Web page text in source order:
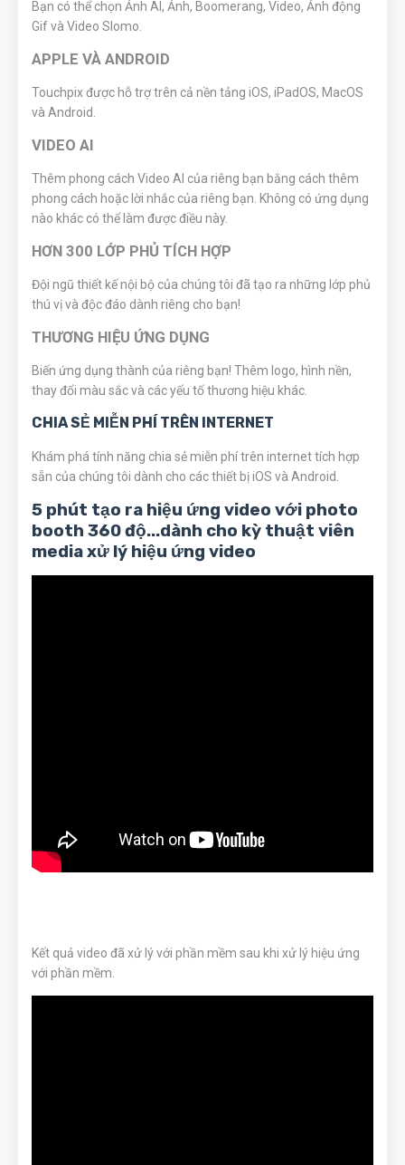
Bạn có thể chọn Ảnh AI, Ảnh, Boomerang, Video, Ảnh động
Gif và Video Slomo.
APPLE VÀ ANDROID
Touchpix được hỗ trợ trên cả nền tảng iOS, iPadOS, MacOS
và Android.
VIDEO AI
Thêm phong cách Video AI của riêng bạn bằng cách thêm
phong cách hoặc lời nhắc của riêng bạn. Không có ứng dụng
nào khác có thể làm được điều này.
HƠN 300 LỚP PHỦ TÍCH HỢP
Đội ngũ thiết kế nội bộ của chúng tôi đã tạo ra những lớp phủ
thú vị và độc đáo dành riêng cho bạn!
THƯƠNG HIỆU ỨNG DỤNG
Biến ứng dụng thành của riêng bạn! Thêm logo, hình nền,
thay đổi màu sắc và các yếu tố thương hiệu khác.
CHIA SẺ MIỄN PHÍ TRÊN INTERNET
Khám phá tính năng chia sẻ miễn phí trên internet tích hợp
sẵn của chúng tôi dành cho các thiết bị iOS và Android.
5 phút tạo ra hiệu ứng video với photo
booth 360 độ...dành cho kỳ thuật viên
media xử lý hiệu ứng video
Kết quả video đã xử lý với phần mềm sau khi xử lý hiệu ứng
với phần mềm.